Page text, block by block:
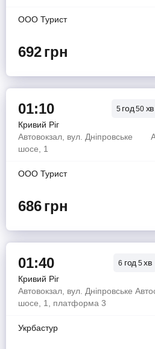
OOO Турист
692грн
01:10 5 год50 хв
Кривий Ріг
Автовокзал, вул. Дніпровське
шосе, 1
OOO Турист
686грн
01:40 6 год 5хв
Кривий Ріг
Автовокзал, вул. Дніпровське
шосе, 1, платформа 3
Укрбастур